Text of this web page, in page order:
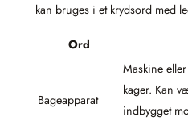
kan bruges i et krydsord med
Ord
Bageapparat
Maskine
kager. Kan
indbygget